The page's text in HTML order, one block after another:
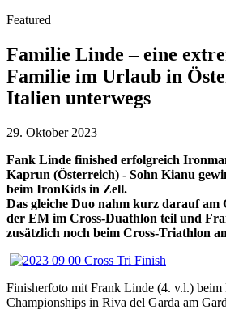
Featured
Familie Linde – eine
Familie im Urlaub in
Italien unterwegs
29. Oktober 2023
Fank Linde finished erfolgreich
Kaprun (Österreich) - Sohn Kianu
beim IronKids in Zell.
Das gleiche Duo nahm kurz daraufam
der EM im Cross-Duathlon teil und
zusätzlich noch beim Cross-Triathlon
Finisherfoto mit Frank Linde (4. v.l.) beim
Championships in Riva del Garda am